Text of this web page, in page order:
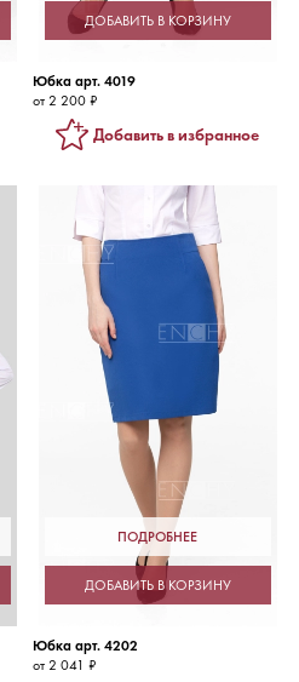
ДОБАВИТЬ В КОРЗИНУ
Юбка арт. 4019
от 2 200 ₽
Добавить в избранное
ПОДРОБНЕЕ
ДОБАВИТЬ В КОРЗИНУ
Юбка арт. 4202
от 2 041 ₽